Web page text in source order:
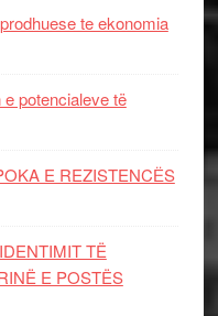
te ekonomia
potencialeve të
E REZISTENCЁS
TË
E POSTËS